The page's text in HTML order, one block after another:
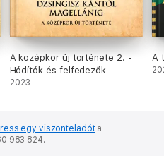
A középkor új története 2. -
Hódítók és felfedezők
2023
A
egy viszonteladóta
983 824.